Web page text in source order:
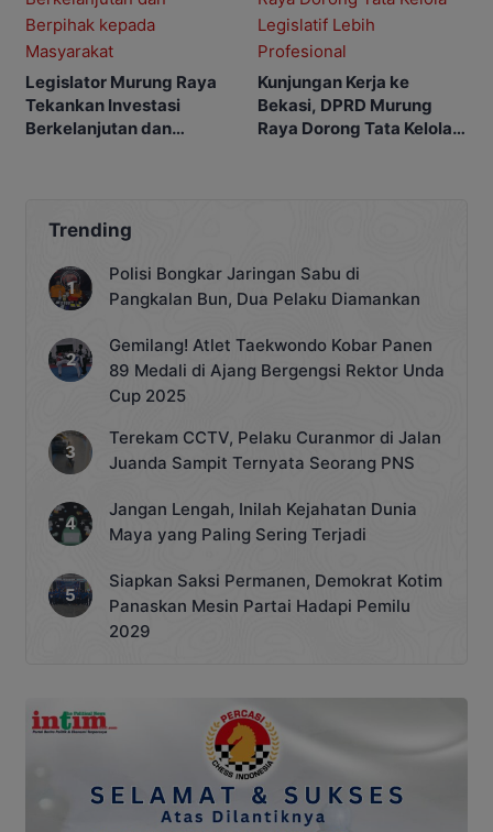
Legislator Murung Raya
Tekankan Investasi
Berkelanjutan dan
Kunjungan Kerja ke
Bekasi, DPRD Murung
Raya Dorong Tata Kelola
Trending
Polisi Bongkar Jaringan Sabu di
Pangkalan Bun, Dua Pelaku Diamankan
Gemilang! Atlet Taekwondo Kobar Panen
89 Medali di Ajang Bergengsi Rektor Unda
Cup 2025
Terekam CCTV, Pelaku Curanmor di Jalan
Juanda Sampit Ternyata Seorang PNS
Jangan Lengah, Inilah Kejahatan Dunia
Maya yang Paling Sering Terjadi
Siapkan Saksi Permanen, Demokrat Kotim
Panaskan Mesin Partai Hadapi Pemilu
2029